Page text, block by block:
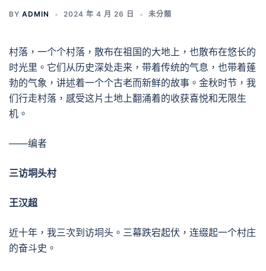
BY ADMIN 2024 年 4 月 26 日 未分類
村落，一个个村落，散布在祖国的大地上，也散布在悠长的
时光里。它们从历史深处走来，带着传统的气息，也带着蓬
勃的气象，讲述着一个个古老而新鲜的故事。金秋时节，我
们行走村落，感受这片土地上翻涌着的收获喜悦和无限生
机。
——编者
三访垌头村
王汉超
近十年，我三次到访垌头。三幕跌宕起伏，连缀起一个村庄
的奋斗史。